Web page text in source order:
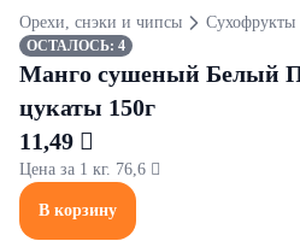
Орехи, снэки и чипсы Сухофрукты
ОСТАЛОСЬ: 4
Манго сушеный Белый
цукаты 150г
11,49 
Цена за 1 кг. 76,6 
В корзину